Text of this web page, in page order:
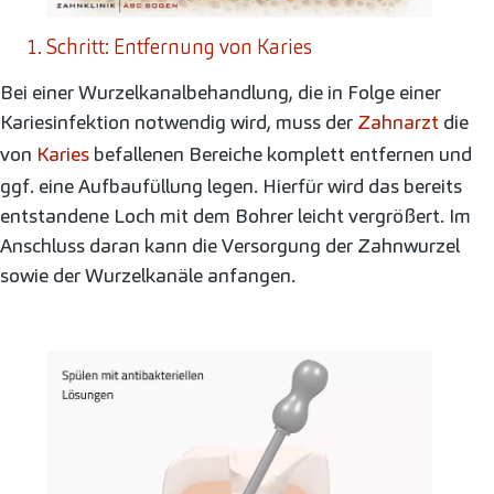
1. Schritt: Entfernung von Karies
Bei einer Wurzelkanalbehandlung, die in Folge einer
Kariesinfektion notwendig wird, muss der Zahnarzt die
von Karies befallenen Bereiche komplett entfernen und
ggf. eine Aufbaufüllung legen. Hierfür wird das bereits
entstandene Loch mit dem Bohrer leicht vergrößert. Im
Anschluss daran kann die Versorgung der Zahnwurzel
sowie der Wurzelkanäle anfangen.